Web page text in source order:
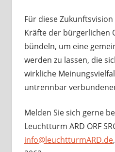
Für diese
Kräfte der bürgerlichen
bündeln, um eine
werden zu lassen, die
wirkliche
untrennbar
Melden Sie sich gerne
Leuchtturm ARD ORF
info@leuchtturmARD.de